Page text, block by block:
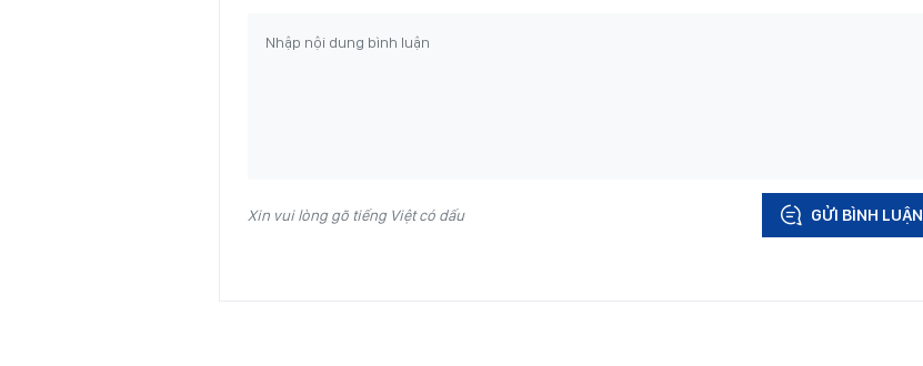
Xin vui lòng gõ tiếng Việt có dấu GỬI BÌNH LUẬN